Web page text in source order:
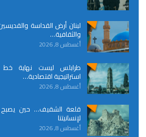
لبنان أرض القداسة والقديسين
والثقافية…
أغسطس 8, 2026
طرابلس ليست نهاية خط
استراتيجية اقتصادية…
أغسطس 8, 2026
قلعة الشقيف… حين يصبح
لإنسانيتنا
أغسطس 8, 2026